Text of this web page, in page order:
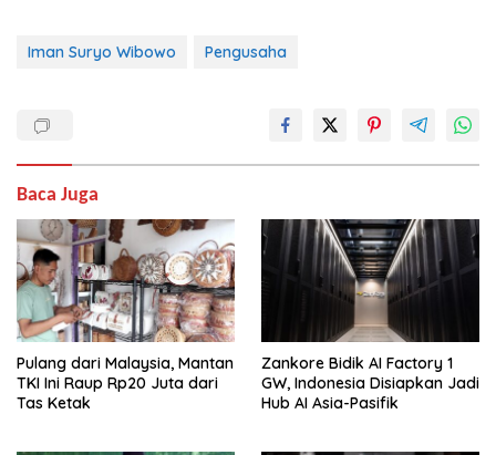
Iman Suryo Wibowo Pengusaha
Baca Juga
Pulang dari Malaysia, Mantan
TKI Ini Raup Rp20 Juta dari
Tas Ketak
Zankore Bidik AI Factory 1
GW, Indonesia Disiapkan Jadi
Hub AI Asia-Pasifik